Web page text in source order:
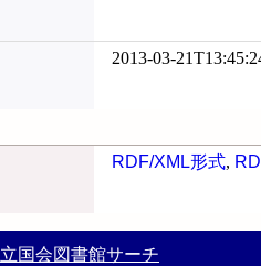
2013-03-
RDF/XML形式,
国会図書館サーチ